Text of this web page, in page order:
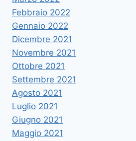
Febbraio 2022
Gennaio 2022
Dicembre 2021
Novembre 2021
Ottobre 2021
Settembre 2021
Agosto 2021
Luglio 2021
Giugno 2021
Maggio 2021